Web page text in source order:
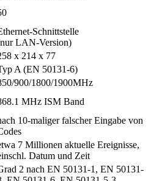
Schnittstelle
LAN-Version)
x 214 x 77
A (EN 50131-6)
900/1800/1900MHz
MHz ISM Band
10-maliger falscher Eingabe von
7 Millionen aktuelle Ereignisse,
Datum und Zeit
2 nach EN 50131-1, EN 50131-